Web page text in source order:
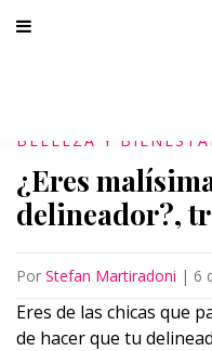
BELLEZA Y
¿Eres
delineador?,
Por Stefan Martiradoni | 6
Eres de las chicas que
de hacer que tu